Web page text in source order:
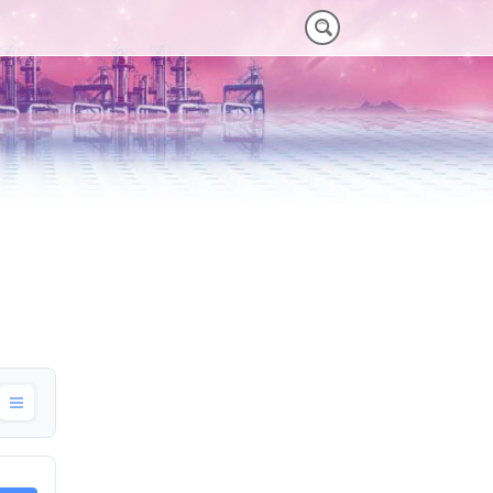
DUTYVORTEILE VT PLUS-SERIE
MT-SERIE (25-75NM)